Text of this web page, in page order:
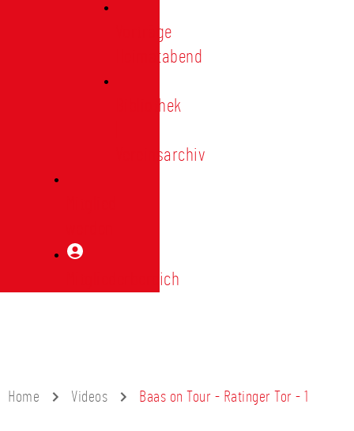
Vorträge
Heimatabend
Bibliothek
Vereinsarchiv
Mitgliederbereich
Home Videos Baas on Tour - Ratinger Tor - 1